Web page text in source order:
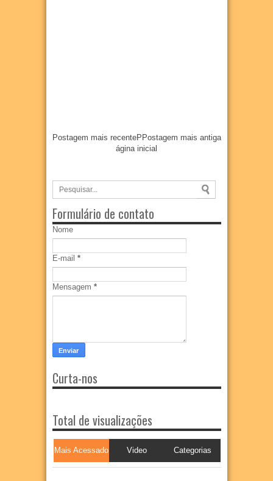
Postagem mais recente Postagem mais antiga
P
ágina inicial
Formulário de contato
Nome
E-mail *
Mensagem *
Curta-nos
Total de visualizações
Mais Acessado Video Categorias